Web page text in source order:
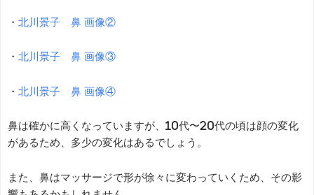
・ 北川景子 鼻 画像②
・ 北川景子 鼻 画像③
・ 北川景子 鼻 画像④
鼻は確かに高くなっていますが、10代〜20代の頃は顔の変化
があるため、多少の変化はあるでしょう。
また、鼻はマッサージで形が徐々に変わっていくため、その影